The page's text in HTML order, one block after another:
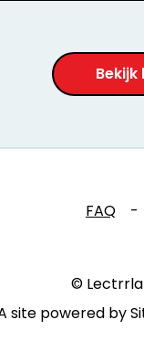
FAQ -
©
site powered by